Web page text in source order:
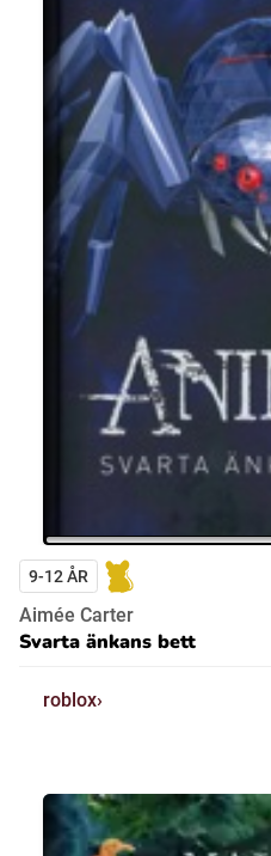
9-12 ÅR
Aimée Carter
Svarta änkans bett
roblox